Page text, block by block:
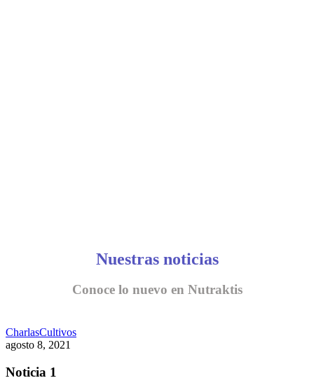
Nuestras noticias
Conoce lo nuevo en Nutraktis
CharlasCultivos
agosto 8, 2021
Noticia 1